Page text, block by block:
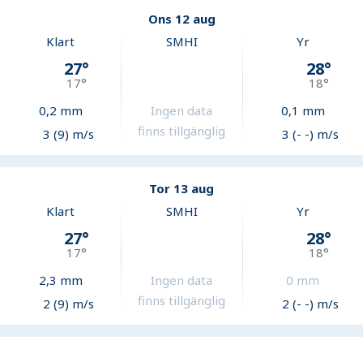
Ons 12 aug
Klart
27°
17°
0,2 mm
3 (9) m/s
SMHI
Ingen data
finns tillgänglig
Yr
28°
18°
0,1 mm
3 (- -) m/s
Tor 13 aug
Klart
27°
17°
2,3 mm
2 (9) m/s
SMHI
Ingen data
finns tillgänglig
Yr
28°
18°
0 mm
2 (- -) m/s